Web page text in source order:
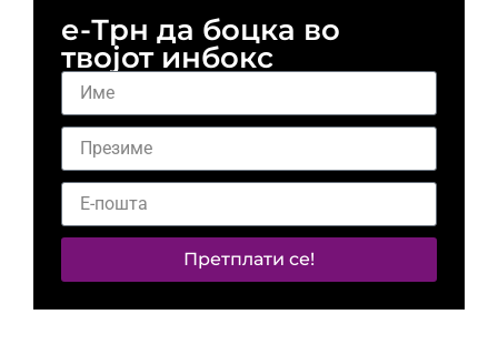
е-Трн да боцка во
твојот инбокс
Претплати се!